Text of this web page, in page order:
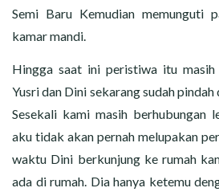
Semi Baru Kemudian memunguti
kamar mandi.
Hingga saat ini peristiwa itu masih
Yusri dan Dini sekarang sudah
Sesekali kami masih berhubungan
aku tidak akan pernah melupakan
waktu Dini berkunjung ke rumah
ada di rumah. Dia hanya ketemu